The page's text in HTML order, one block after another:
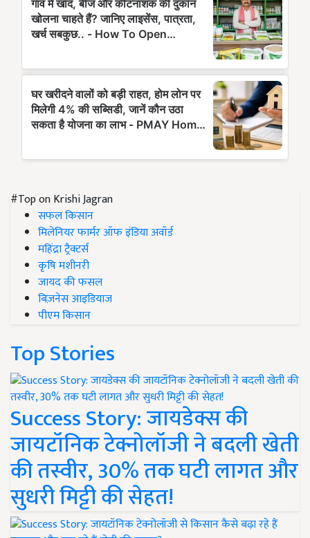
#Top on Krishi Jagran
सफल किसान
मिलेनियर फार्मर ऑफ इंडिया अवॉर्ड
महिंद्रा ट्रैक्टर्स
कृषि मशीनरी
जायद की फसल
बिज़नेस आइडियाज
पीएम किसान
Top Stories
Success Story: जायडेक्स की
जायटॉनिक टेक्नोलॉजी ने बदली खेती
की तस्वीर, 30% तक घटी लागत और
सुधरी मिट्टी की सेहत!